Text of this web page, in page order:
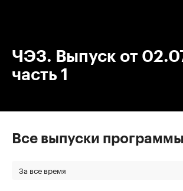
ЧЭЗ. Выпуск от
часть 1
Все выпуски программы
За все время